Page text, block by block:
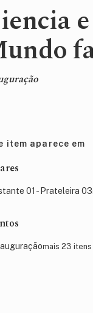
item aparece em
01 - Prateleira 03
mais 23 itens